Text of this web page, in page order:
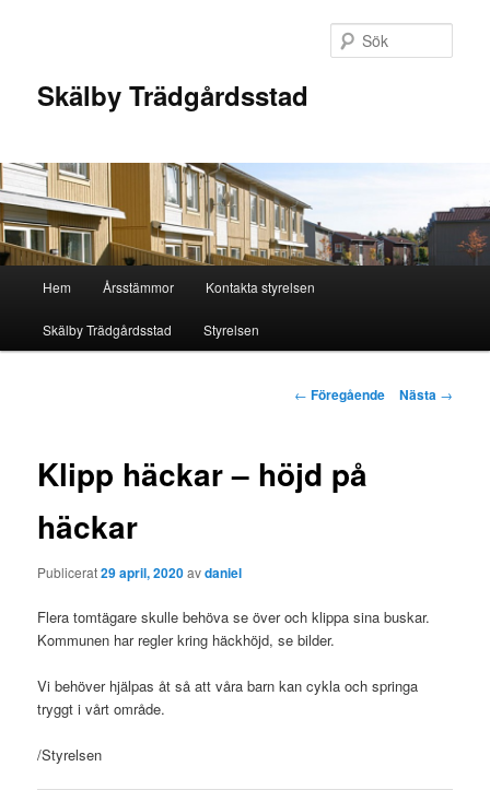
Skälby Trädgårdsstad
Hem Årsstämmor Kontakta styrelsen
Skälby Trädgårdsstad Styrelsen
Inläggsnavigering
← Föregående Nästa →
Klipp häckar – höjd på
häckar
Publicerat29 april, 2020avdaniel
Flera tomtägare skulle behöva se över och klippa sina buskar.
Kommunen har regler kring häckhöjd, se bilder.
Vi behöver hjälpas åt så att våra barn kan cykla och springa
tryggt i vårt område.
/Styrelsen